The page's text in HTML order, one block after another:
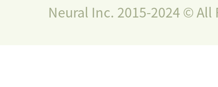
Neural Inc. 2015-2024 © All